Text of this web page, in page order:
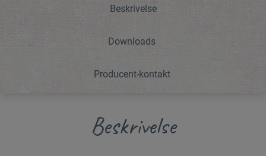
Beskrivelse
Downloads
Producent-kontakt
Beskrivelse